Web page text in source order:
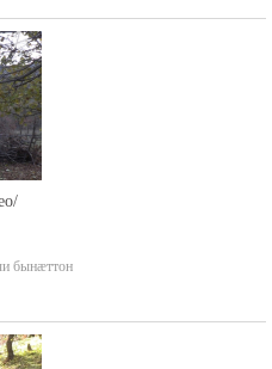
бынæттон